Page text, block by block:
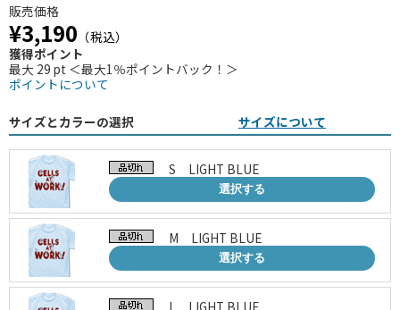
販売価格
¥3,190 （税込）
獲得ポイント
最大 29 pt ＜最大1％ポイントバック！＞
ポイントについて
サイズとカラーの選択 サイズについて
S LIGHT BLUE
選択する
M LIGHT BLUE
選択する
L LIGHT BLUE